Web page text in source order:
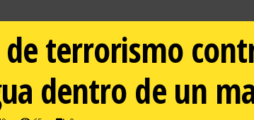
de terrorismo
dentro de un